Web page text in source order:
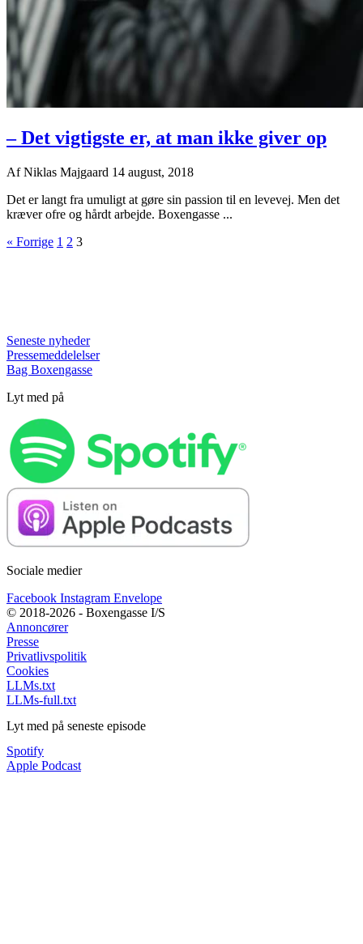
– Det vigtigste er, at man ikke giver op
AfNiklas Majgaard 14 august, 2018
Det er langt fra umuligt at gøre sin passion til en levevej. Men det
kræver ofre og hårdt arbejde. Boxengasse ...
« Forrige 1 2 3
Seneste nyheder
Pressemeddelelser
Bag Boxengasse
Lyt med på
Sociale medier
Facebook Instagram Envelope
© 2018-2026 - Boxengasse I/S
Annoncører
Presse
Privatlivspolitik
Cookies
LLMs.txt
LLMs-full.txt
Lyt med på seneste episode
Spotify
Apple Podcast